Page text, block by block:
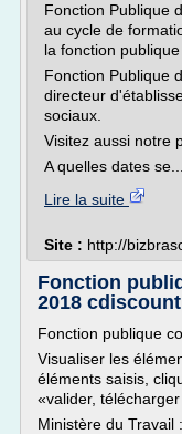
Fonction Publique
au cycle de
la fonction
Fonction Publique
directeur
sociaux.
Visitez aussi notre
A quelles dates se...
Lire la suite
Site : http://
Fonction
2018
Fonction publique
Visualiser les
éléments saisis,
«valider,
Ministère du Travail